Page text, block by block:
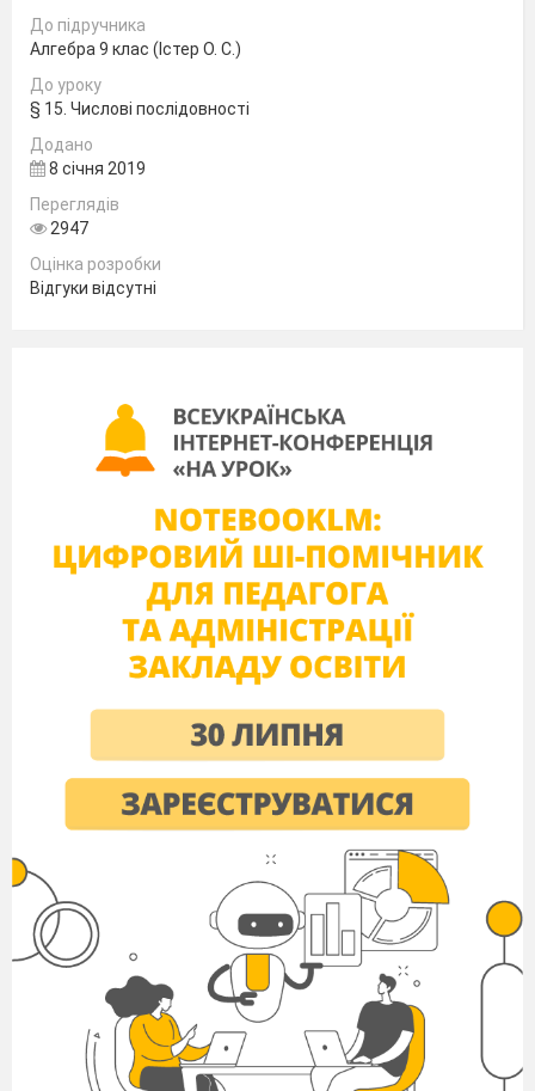
(Додаток 1)
задачі?
До цих задач ми повернемося при вивчені
матеріалу даної теми на наступних уроках.
навчального досвіду
Пояснення нового матеріалу у формі бесіди.
числову послідовність. а1,а2, а3...а п.... або ( а
... називають членами послідовності. а1
- перший член
послідовності, а2 – другий, а 3 - третій і т. д. а
Послідовності бувають скінченими і нескінченими.
Наведіть приклади.
Існує декілька способів задання послідовності.
Як, на вашу думку, можна задати послідовність?
Способи задання послідовностей:
Аналітичний ( формулою ).
Табличний ( таблиця ).
Рекурентний ( перші члени відомі, а для
наступних є якесь правило: а
наступний член дорівнює сумі двох попередніх. 1;
3; 5; 8; 13 ...
Узагальнення і систематизація набутого
досвіду
Виконати усно: № 666, 667, 669.
Письмове виконання вправ: № 671, 673,
Поставте додаткові запитання учням, які
працювали біля дошки на тему: «Квадратична
До підручника
Алгебра 9 клас (Істер О. С.)
До уроку
§ 15. Числові послідовності
Додано
8 січня 2019
Переглядів
2947
Оцінка розробки
Відгуки відсутні